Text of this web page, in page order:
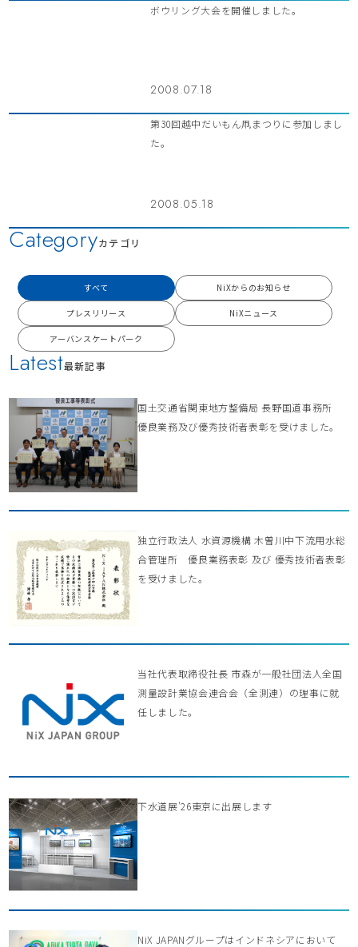
ボウリング大会を開催しました。
2008.07.18
第30回越中だいもん凧まつりに参加しまし
た。
2008.05.18
Latest最新記事
国土交通省関東地方整備局 長野国道事務所
優良業務及び優秀技術者表彰を受けました。
独立行政法人 水資源機構 木曽川中下流用水総
合管理所 優良業務表彰 及び 優秀技術者表彰
を受けました。
当社代表取締役社長 市森が一般社団法人全国
測量設計業協会連合会（全測連）の理事に就
任しました。
下水道展’26東京に出展します
NiX JAPANグループはインドネシアにおいて
Categoryカテゴリ
すべて NiXからのお知らせ
プレスリリース NiXニュース
アーバンスケートパーク